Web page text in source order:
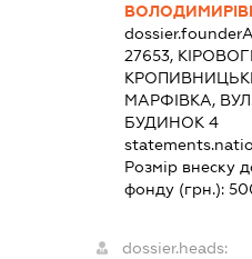
27653,
МАРФІВКА,
БУДИНОК 4
Розмір внеску
фонду (грн.):
dossier.heads: